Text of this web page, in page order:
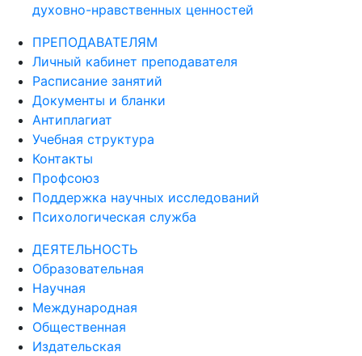
духовно-нравственных ценностей
ПРЕПОДАВАТЕЛЯМ
Личный кабинет преподавателя
Расписание занятий
Документы и бланки
Антиплагиат
Учебная структура
Контакты
Профсоюз
Поддержка научных исследований
Психологическая служба
ДЕЯТЕЛЬНОСТЬ
Образовательная
Научная
Международная
Общественная
Издательская